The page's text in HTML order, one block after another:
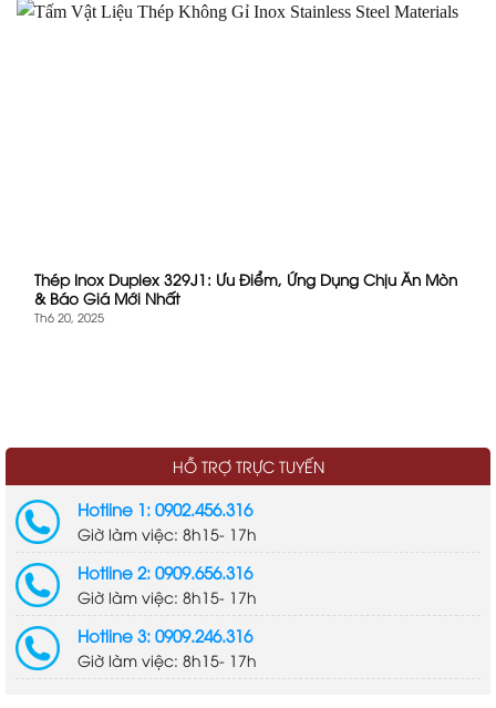
HỖ TRỢ TRỰC TUYẾN
Hotline 1: 0902.456.316
Giờ làm việc: 8h15- 17h
Hotline 2: 0909.656.316
Giờ làm việc: 8h15- 17h
Hotline 3: 0909.246.316
Giờ làm việc: 8h15- 17h
Thép Inox Duplex 329J1: Ưu Điểm, Ứng Dụng Chịu Ăn Mòn
& Báo Giá Mới Nhất
Th6 20, 2025